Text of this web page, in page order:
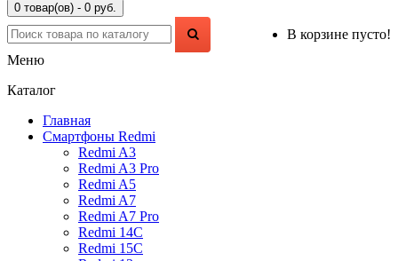
0 товар(ов) - 0 руб.
В корзине пусто!
Меню
Каталог
Главная
Смартфоны Redmi
Redmi A3
Redmi A3 Pro
Redmi A5
Redmi A7
Redmi A7 Pro
Redmi 14C
Redmi 15C